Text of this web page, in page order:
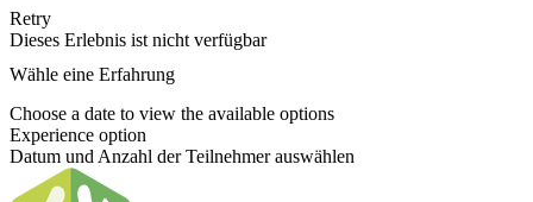
Retry
Dieses Erlebnis ist nicht verfügbar
Wähle eine Erfahrung
Choose a date to view the available options
Experience option
Datum und Anzahl der Teilnehmer auswählen